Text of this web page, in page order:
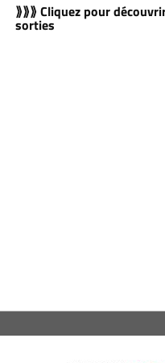
⟫⟫⟫ Cliquez pour
sorties